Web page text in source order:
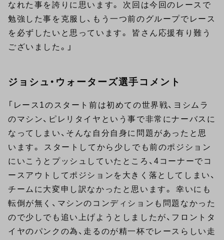
なれた事を誇りに思います。 次回は今回のレースで
勉強した事を克服し、もう一つ前のグループでレース
を必ずしたいと思っています。 皆さん応援有り難う
ございました。」
ジョシュ・ウォーターズ選手コメント
「レース1のスタート前は初めての世界戦、ヨシムラ
のマシン、ピレリタイヤという事で非常にナーバスに
なってしまい、そんな自分自身に問題があったと思
います。 スタートしてから少しでも前のポジション
にいこうとプッシュしていたところ、4コーナーでコ
ースアウトしてポジションを大きく落としてしまい、
チームに大変申し訳なかったと思います。 幸いにも
転倒が無く、マシンのコンディションも問題なかった
ので少しでも追い上げようとしましたが、フロントタ
イヤのパンクの為、走るのが精一杯でレースらしい走